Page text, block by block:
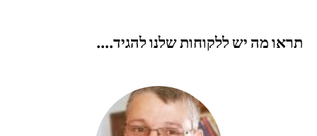
תראו מה יש ללקוחות שלנו להגיד....